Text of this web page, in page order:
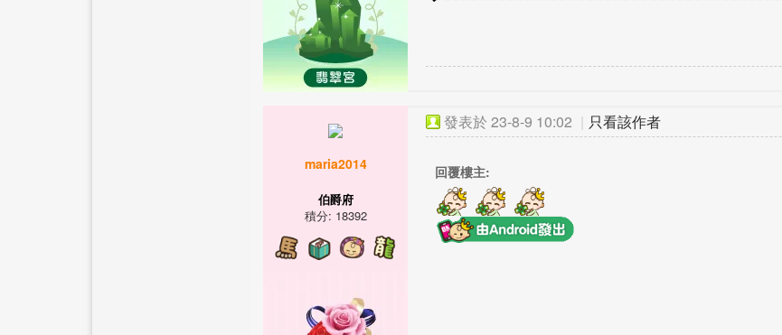
maria2014
伯爵府
積分: 18392
發表於 23-8-9 10:02 | 只看該作者
回覆樓主: